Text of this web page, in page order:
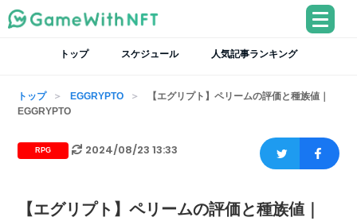
トップ スケジュール 人気記事ランキング
トップ EGGRYPTO
【エグリプト】ペリームの評価と種族値｜
EGGRYPTO
RPG 2024/08/23 13:33
【エグリプト】ペリームの評価と種族値｜